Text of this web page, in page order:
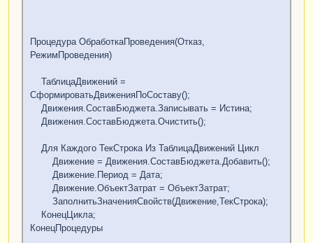
Возврат Запрос
КонецФункции
Процедура ОбработкаПроведения(Отказ,
РежимПроведения)
ТаблицаДвижений =
СформироватьДвиженияПоСоставу();
Движения.СоставБюджета.Записывать = Истина;
Движения.СоставБюджета.Очистить();
Для Каждого ТекСтрока Из ТаблицаДвижений Цикл
Движение = Движения.СоставБюджета.Добавить();
Движение.Период = Дата;
Движение.ОбъектЗатрат = ОбъектЗатрат;
ЗаполнитьЗначенияСвойств(Движение,ТекСтрока);
КонецЦикла;
КонецПроцедуры